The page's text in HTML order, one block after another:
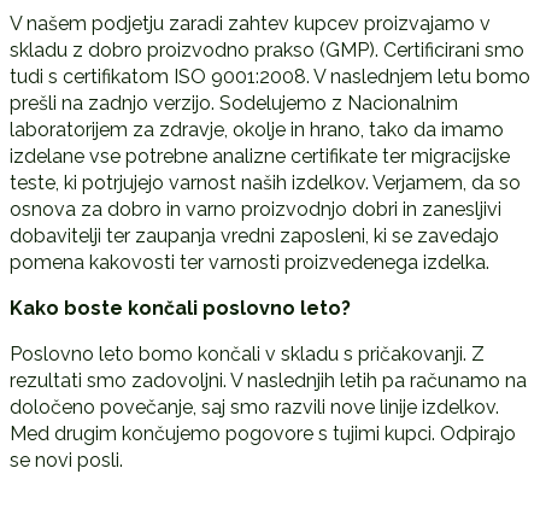
V našem podjetju zaradi zahtev kupcev proizvajamo v
skladu z dobro proizvodno prakso (GMP). Certificirani smo
tudi s certifikatom ISO 9001:2008. V naslednjem letu bomo
prešli na zadnjo verzijo. Sodelujemo z Nacionalnim
laboratorijem za zdravje, okolje in hrano, tako da imamo
izdelane vse potrebne analizne certifikate ter migracijske
teste, ki potrjujejo varnost naših izdelkov. Verjamem, da so
osnova za dobro in varno proizvodnjo dobri in zanesljivi
dobavitelji ter zaupanja vredni zaposleni, ki se zavedajo
pomena kakovosti ter varnosti proizvedenega izdelka.
Kako boste končali poslovno leto?
Poslovno leto bomo končali v skladu s pričakovanji. Z
rezultati smo zadovoljni. V naslednjih letih pa računamo na
določeno povečanje, saj smo razvili nove linije izdelkov.
Med drugim končujemo pogovore s tujimi kupci. Odpirajo
se novi posli.